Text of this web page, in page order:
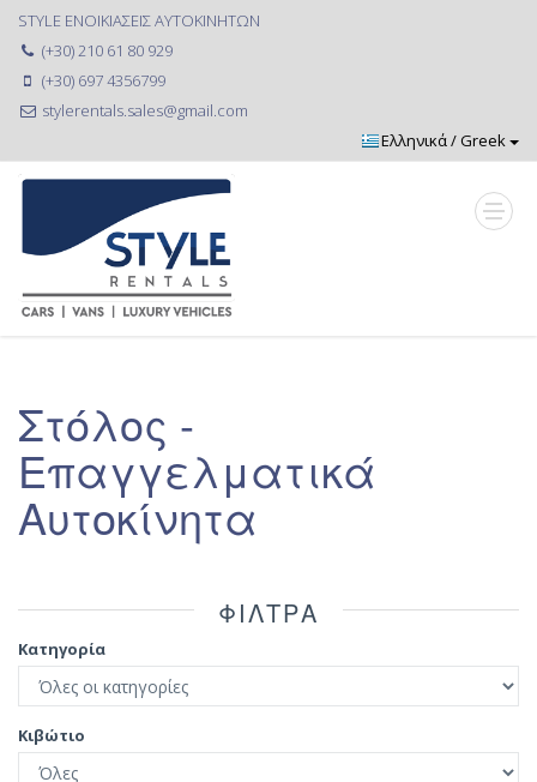
STYLE ΕΝΟΙΚΙΑΣΕΙΣ ΑΥΤΟΚΙΝΗΤΩΝ
(+30) 210 61 80 929
(+30) 697 4356799
stylerentals.sales@gmail.com
Στόλος -
Επαγγελματικά
Αυτοκίνητα
ΦIΛΤΡΑ
Κατηγορία
Κιβώτιο